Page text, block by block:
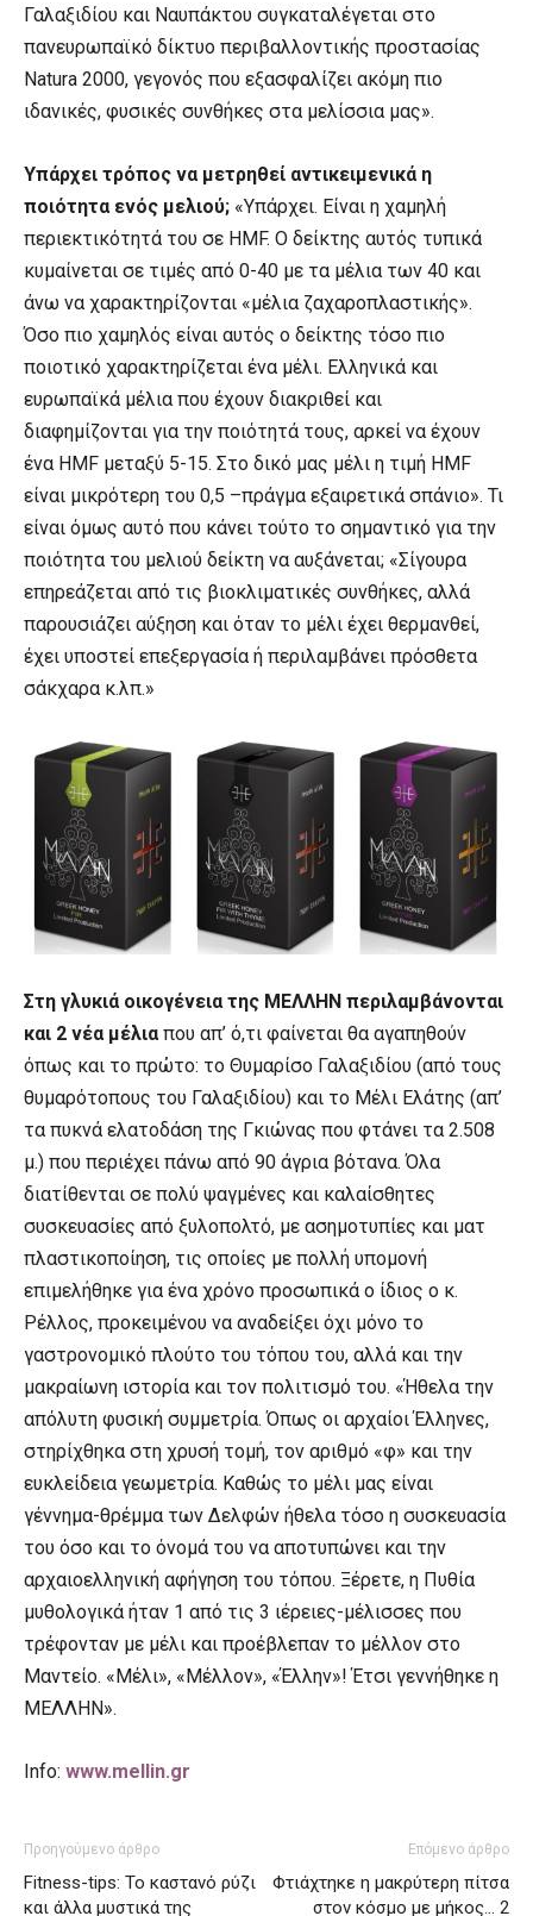
Γαλαξιδίου και Ναυπάκτου συγκαταλέγεται στο
πανευρωπαϊκό δίκτυο περιβαλλοντικής προστασίας
Natura 2000, γεγονός που εξασφαλίζει ακόμη πιο
ιδανικές, φυσικές συνθήκες στα μελίσσια μας».
Υπάρχει τρόπος να μετρηθεί αντικειμενικά η
ποιότητα ενός μελιού; «Υπάρχει. Είναι η χαμηλή
περιεκτικότητά του σε HMF. Ο δείκτης αυτός τυπικά
κυμαίνεται σε τιμές από 0-40 με τα μέλια των 40 και
άνω να χαρακτηρίζονται «μέλια ζαχαροπλαστικής».
Όσο πιο χαμηλός είναι αυτός ο δείκτης τόσο πιο
ποιοτικό χαρακτηρίζεται ένα μέλι. Ελληνικά και
ευρωπαϊκά μέλια που έχουν διακριθεί και
διαφημίζονται για την ποιότητά τους, αρκεί να έχουν
ένα HMF μεταξύ 5-15. Στο δικό μας μέλι η τιμή HMF
είναι μικρότερη του 0,5 –πράγμα εξαιρετικά σπάνιο». Τι
είναι όμως αυτό που κάνει τούτο το σημαντικό για την
ποιότητα του μελιού δείκτη να αυξάνεται; «Σίγουρα
επηρεάζεται από τις βιοκλιματικές συνθήκες, αλλά
παρουσιάζει αύξηση και όταν το μέλι έχει θερμανθεί,
έχει υποστεί επεξεργασία ή περιλαμβάνει πρόσθετα
σάκχαρα κ.λπ.»
Στη γλυκιά οικογένεια της ΜΕΛΛΗΝ περιλαμβάνονται
και 2 νέα μέλιαπου απ’ ό,τι φαίνεται θα αγαπηθούν
όπως και το πρώτο: το Θυμαρίσο Γαλαξιδίου (από τους
θυμαρότοπους του Γαλαξιδίου) και το Μέλι Ελάτης (απ’
τα πυκνά ελατοδάση της Γκιώνας που φτάνει τα 2.508
μ.) που περιέχει πάνω από 90 άγρια βότανα. Όλα
διατίθενται σε πολύ ψαγμένες και καλαίσθητες
συσκευασίες από ξυλοπολτό, με ασημοτυπίες και ματ
πλαστικοποίηση, τις οποίες με πολλή υπομονή
επιμελήθηκε για ένα χρόνο προσωπικά ο ίδιος ο κ.
Ρέλλος, προκειμένου να αναδείξει όχι μόνο το
γαστρονομικό πλούτο του τόπου του, αλλά και την
μακραίωνη ιστορία και τον πολιτισμό του. «Ήθελα την
απόλυτη φυσική συμμετρία. Όπως οι αρχαίοι Έλληνες,
στηρίχθηκα στη χρυσή τομή, τον αριθμό «φ» και την
ευκλείδεια γεωμετρία. Καθώς το μέλι μας είναι
γέννημα-θρέμμα των Δελφών ήθελα τόσο η συσκευασία
του όσο και το όνομά του να αποτυπώνει και την
αρχαιοελληνική αφήγηση του τόπου. Ξέρετε, η Πυθία
μυθολογικά ήταν 1 από τις 3 ιέρειες-μέλισσες που
τρέφονταν με μέλι και προέβλεπαν το μέλλον στο
Μαντείο. «Μέλι», «Μέλλον», «Έλλην»! Έτσι γεννήθηκε η
ΜΕΛΛΗΝ».
Info: www.mellin.gr
Προηγούμενο άρθρο
Fitness-tips: Το καστανό ρύζι
και άλλα μυστικά της
Επόμενο άρθρο
Φτιάχτηκε η μακρύτερη πίτσα
στον κόσμο με μήκος… 2